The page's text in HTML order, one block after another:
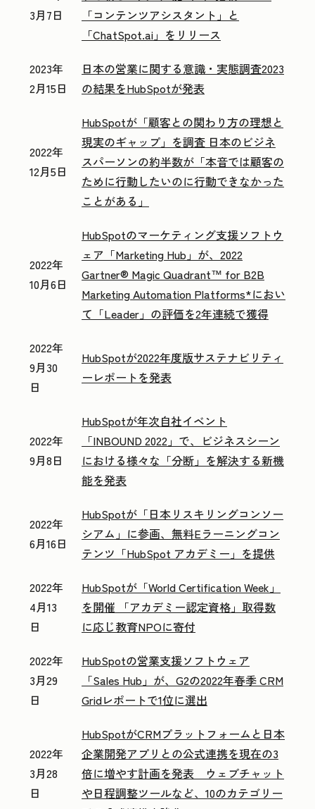
3月7日
「コンテンツアシスタント」と
「ChatSpot.ai」をリリース
2023年
2月15日
日本の営業に関する意識・実態調査2023
の結果をHubSpotが発表
2022年
12月5日
HubSpotが「顧客との関わり方の理想と
現実のギャップ」を調査 日本のビジネ
スパーソンの約半数が「本音では顧客の
ために行動したいのに行動できなかった
ことがある」
2022年
10月6日
HubSpotのマーケティング支援ソフトウ
ェア「Marketing Hub」が、2022
Gartner® Magic Quadrant™ for B2B
Marketing Automation Platforms*におい
て「Leader」の評価を2年連続で獲得
2022年
9月30
日
HubSpotが2022年度版サステナビリティ
ーレポートを発表
2022年
9月8日
HubSpotが年次自社イベント
「INBOUND 2022」で、ビジネスシーン
における様々な「分断」を解決する新機
能を発表
2022年
6月16日
HubSpotが「日本リスキリングコンソー
シアム」に参画、無料Eラーニングコン
テンツ「HubSpot アカデミー」を提供
2022年
4月13
日
HubSpotが「World Certification Week」
を開催 「アカデミー認定資格」取得数
に応じ教育NPOに寄付
2022年
3月29
日
HubSpotの営業支援ソフトウェア
「Sales Hub」が、G2の2022年春季 CRM
Gridレポートで1位に選出
2022年
3月28
日
HubSpotがCRMプラットフォームと日本
企業開発アプリとの公式連携を現在の3
倍に増やす計画を発表 ウェブチャット
や日程調整ツールなど、10のカテゴリー